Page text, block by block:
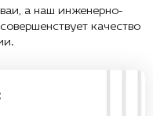
а наш инженерно-
качество